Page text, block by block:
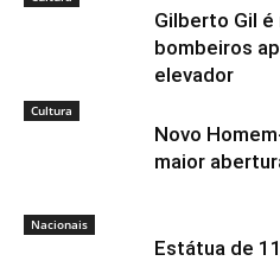
Gilberto Gil
bombeiros
elevador
Cultura
Novo
maior
Nacionais
Estátua de